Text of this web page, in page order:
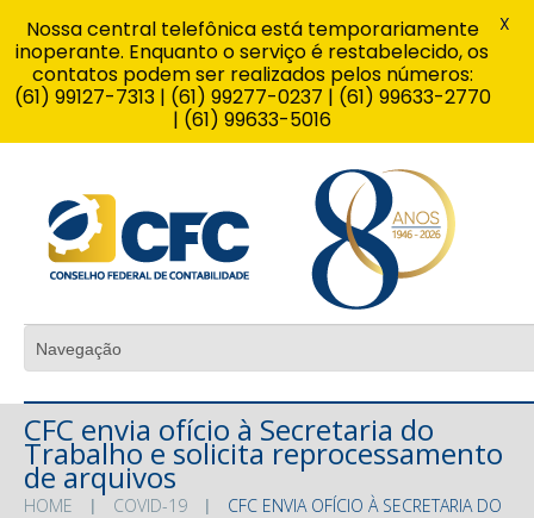
CFC envia ofício à Secretaria do
Trabalho e solicita reprocessamento
de arquivos
HOME COVID-19
CFC ENVIA OFÍCIO À SECRETARIA DO
Nossa central telefônica está temporariamente
inoperante. Enquanto o serviço é restabelecido, os
contatos podem ser realizados pelos números:
(61) 99127-7313 | (61) 99277-0237 | (61) 99633-2770
| (61) 99633-5016
X